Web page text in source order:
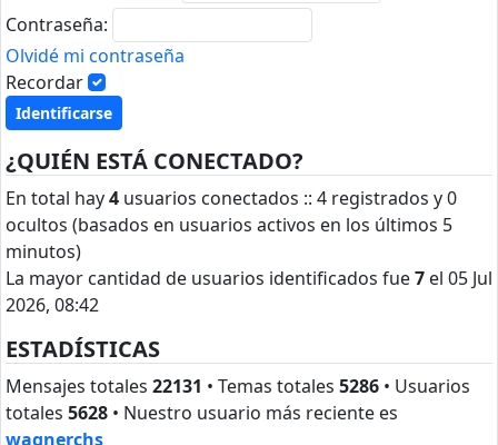
Contraseña:
Olvidé mi contraseña
Recordar
¿QUIÉN ESTÁ CONECTADO?
En total hay4 usuarios conectados :: 4 registrados y 0
ocultos (basados en usuarios activos en los últimos 5
minutos)
La mayor cantidad de usuarios identificados fue7 el 05 Jul
2026, 08:42
ESTADÍSTICAS
Mensajes totales 22131 • Temas totales 5286 • Usuarios
totales 5628 • Nuestro usuario más reciente es
wagnerchs